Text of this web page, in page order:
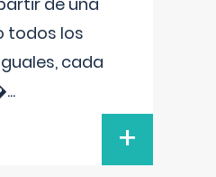
todos los
cada
...
+